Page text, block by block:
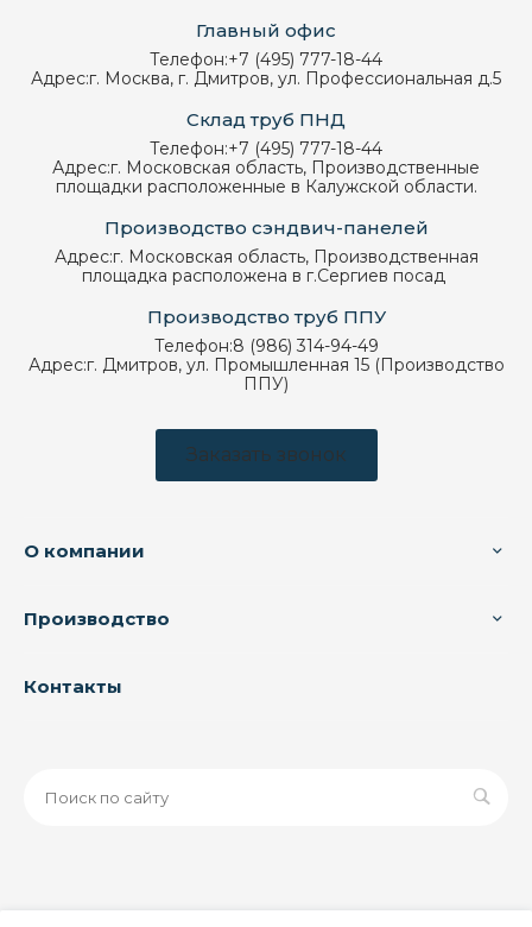
Главный офис
Телефон:+7 (495) 777-18-44
Адрес:г. Москва, г. Дмитров, ул. Профессиональная д.5
Склад труб ПНД
Телефон:+7 (495) 777-18-44
Адрес:г. Московская область, Производственные
площадки расположенные в Калужской области.
Производство сэндвич-панелей
Адрес:г. Московская область, Производственная
площадка расположена в г.Сергиев посад
Производство труб ППУ
Телефон:8 (986) 314-94-49
Адрес:г. Дмитров, ул. Промышленная 15 (Производство
ППУ)
Заказать звонок
О компании
Производство
Контакты